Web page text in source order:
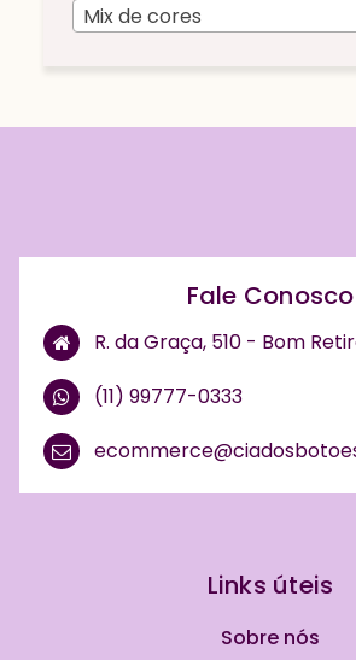
Mix de cores
Fale Conosco
R. da Graça, 510 - Bom
(11) 99777-0333
Links úteis
Sobre nós